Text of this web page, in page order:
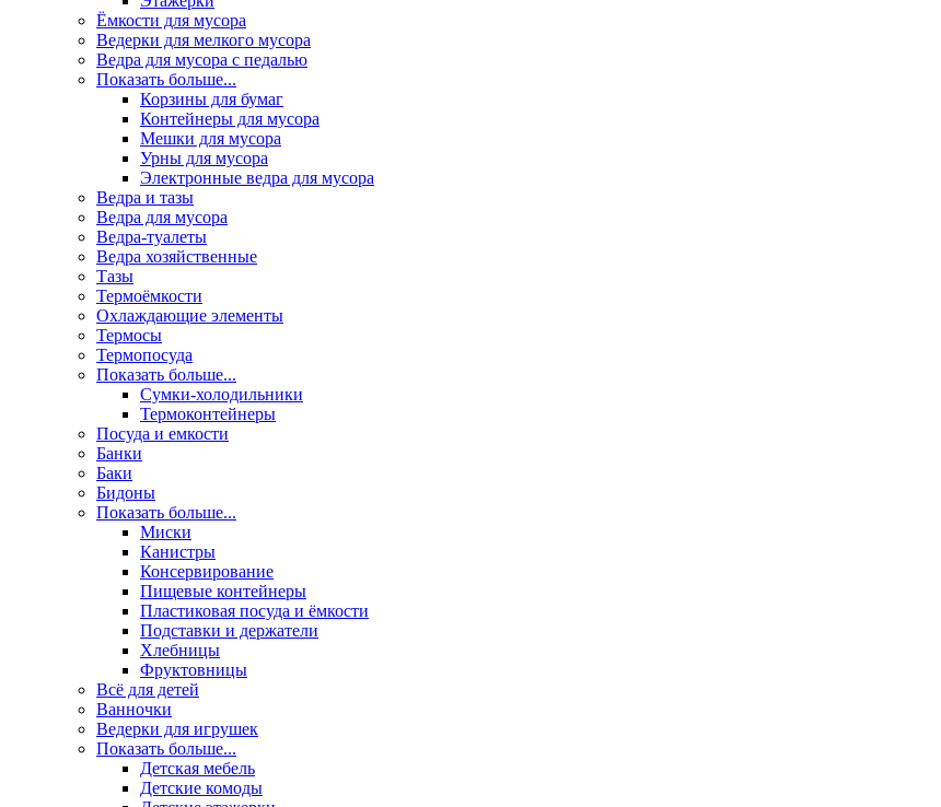
Ёмкости для мусора
Ведерки для мелкого мусора
Ведра для мусора с педалью
Показать больше...
Корзины для бумаг
Контейнеры для мусора
Мешки для мусора
Урны для мусора
Электронные ведра для мусора
Ведра и тазы
Ведра для мусора
Ведра-туалеты
Ведра хозяйственные
Тазы
Термоёмкости
Охлаждающие элементы
Термосы
Термопосуда
Показать больше...
Сумки-холодильники
Термоконтейнеры
Посуда и емкости
Банки
Баки
Бидоны
Показать больше...
Миски
Канистры
Консервирование
Пищевые контейнеры
Пластиковая посуда и ёмкости
Подставки и держатели
Хлебницы
Фруктовницы
Всё для детей
Ванночки
Ведерки для игрушек
Показать больше...
Детская мебель
Детские комоды